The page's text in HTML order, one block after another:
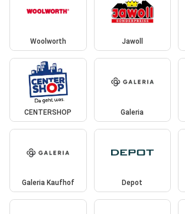
Woolworth Jawoll
CENTERSHOP Galeria
Galeria Kaufhof Depot